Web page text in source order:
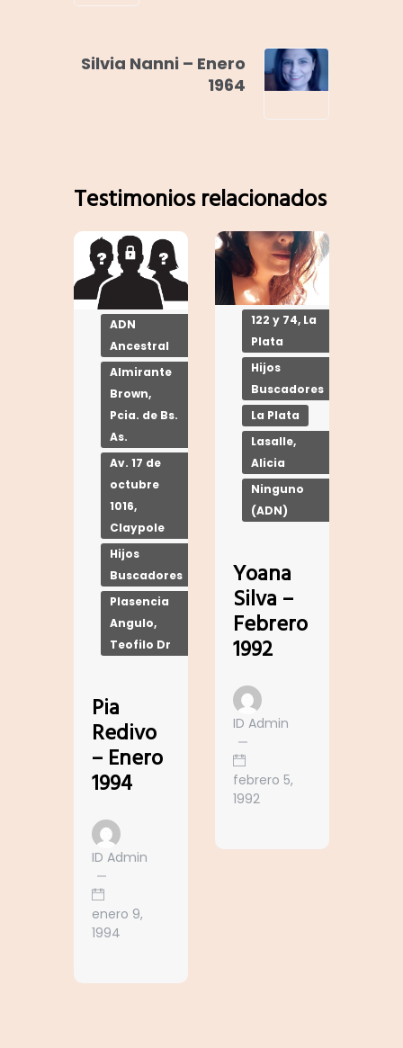
Silvia Nanni – Enero
1964
Testimonios relacionados
ADN
Ancestral
Almirante
Brown,
Pcia. de Bs.
As.
Av. 17 de
octubre
1016,
Claypole
Hijos
Buscadores
Plasencia
Angulo,
Teofilo Dr
Pia
Redivo
– Enero
1994
ID Admin
enero 9,
1994
122 y 74, La
Plata
Hijos
Buscadores
La Plata
Lasalle,
Alicia
Ninguno
(ADN)
Yoana
Silva –
Febrero
1992
ID Admin
febrero 5,
1992